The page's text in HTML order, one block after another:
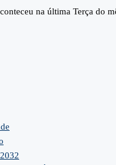
na última Terça do